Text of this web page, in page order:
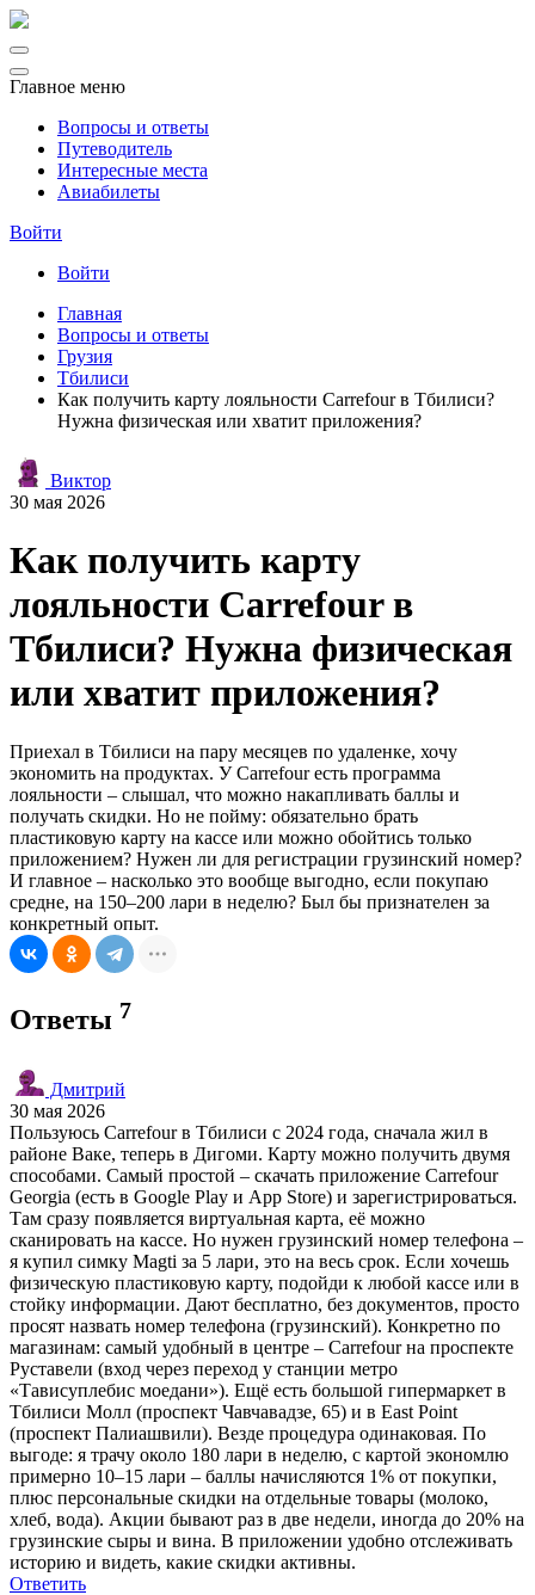
Главное меню
Вопросы и ответы
Путеводитель
Интересные места
Авиабилеты
Войти
Войти
Главная
Вопросы и ответы
Грузия
Тбилиси
Как получить карту лояльности Carrefour в Тбилиси?
Нужна физическая или хватит приложения?
Виктор
30 мая 2026
Как получить карту
лояльности Carrefour в
Тбилиси? Нужна физическая
или хватит приложения?
Приехал в Тбилиси на пару месяцев по удаленке, хочу
экономить на продуктах. У Carrefour есть программа
лояльности – слышал, что можно накапливать баллы и
получать скидки. Но не пойму: обязательно брать
пластиковую карту на кассе или можно обойтись только
приложением? Нужен ли для регистрации грузинский номер?
И главное – насколько это вообще выгодно, если покупаю
средне, на 150–200 лари в неделю? Был бы признателен за
конкретный опыт.
Ответы 7
Дмитрий
30 мая 2026
Пользуюсь Carrefour в Тбилиси с 2024 года, сначала жил в
районе Ваке, теперь в Дигоми. Карту можно получить двумя
способами. Самый простой – скачать приложение Carrefour
Georgia (есть в Google Play и App Store) и зарегистрироваться.
Там сразу появляется виртуальная карта, её можно
сканировать на кассе. Но нужен грузинский номер телефона –
я купил симку Magti за 5 лари, это на весь срок. Если хочешь
физическую пластиковую карту, подойди к любой кассе или в
стойку информации. Дают бесплатно, без документов, просто
просят назвать номер телефона (грузинский). Конкретно по
магазинам: самый удобный в центре – Carrefour на проспекте
Руставели (вход через переход у станции метро
«Тависуплебис моедани»). Ещё есть большой гипермаркет в
Тбилиси Молл (проспект Чавчавадзе, 65) и в East Point
(проспект Палиашвили). Везде процедура одинаковая. По
выгоде: я трачу около 180 лари в неделю, с картой экономлю
примерно 10–15 лари – баллы начисляются 1% от покупки,
плюс персональные скидки на отдельные товары (молоко,
хлеб, вода). Акции бывают раз в две недели, иногда до 20% на
грузинские сыры и вина. В приложении удобно отслеживать
историю и видеть, какие скидки активны.
Ответить